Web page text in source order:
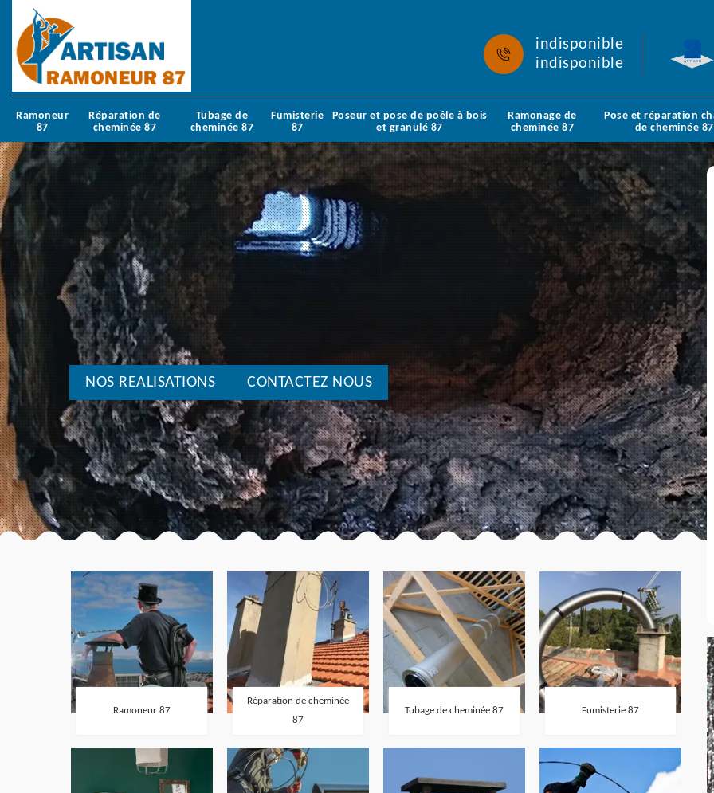
indisponible
indisponible
Ramoneur
87
Réparation de
cheminée 87
Tubage de
cheminée 87
Fumisterie
87
Poseur et pose de poêle à bois
et granulé 87
Ramonage de
cheminée 87
Pose et réparation
de cheminée 87
NOS REALISATIONS CONTACTEZ NOUS
Ramoneur 87
Réparation de cheminée
87
Tubage de cheminée 87 Fumisterie 87